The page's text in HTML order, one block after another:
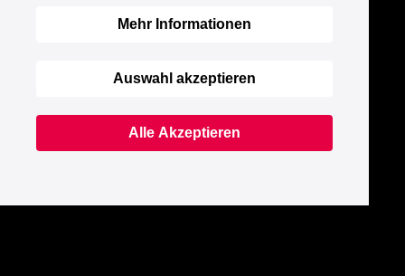
Mehr Informationen
Auswahl akzeptieren
Alle Akzeptieren